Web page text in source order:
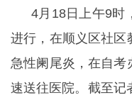
4月18日上午9时
进行，在顺义区社区
急性阑尾炎，在自考
速送往医院。截至记